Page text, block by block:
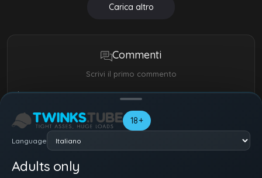
18+
Language
Adults only
Carica altro
Commenti
Scrivi il primo commento
Il tuo nome